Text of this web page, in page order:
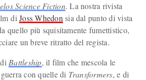
Science Fiction. La nostra rivista
diJoss Whedon sia dal punto di vista
quello più squisitamente fumettistico,
un breve ritratto del regista.
Battleship, il film che mescola le
con quelle di Transformers, e di